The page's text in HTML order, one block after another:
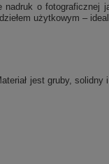
o
użytkowym –
jest gruby,